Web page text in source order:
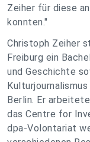
Zeiher für diese
konnten."
Christoph Zeiher
Freiburg ein
und Geschichte
Berlin. Er
das Centre for
dpa-Volontariat